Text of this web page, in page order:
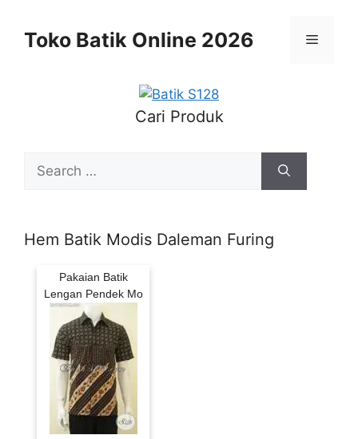
contentToko Batik Online 2026 Menu
Cari Produk
for:
Hem Batik Modis Daleman Furing
Pakaian Batik
Lengan Pendek Mo